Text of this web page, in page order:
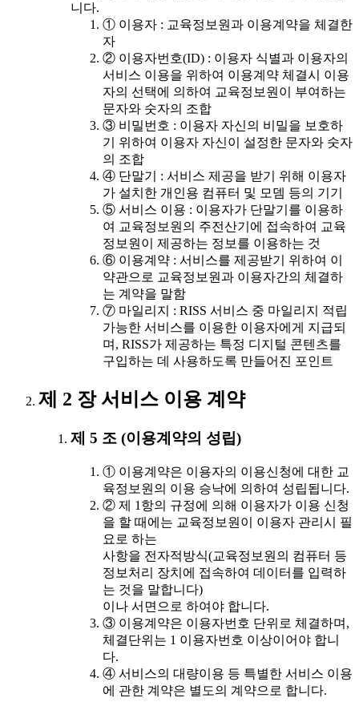
니다.
① 이용자 : 교육정보원과 이용계약을 체결한
자
② 이용자번호(ID) : 이용자 식별과 이용자의
서비스 이용을 위하여 이용계약 체결시 이용
자의 선택에 의하여 교육정보원이 부여하는
문자와 숫자의 조합
③ 비밀번호 : 이용자 자신의 비밀을 보호하
기 위하여 이용자 자신이 설정한 문자와 숫자
의 조합
④ 단말기 : 서비스 제공을 받기 위해 이용자
가 설치한 개인용 컴퓨터 및 모뎀 등의 기기
⑤ 서비스 이용 : 이용자가 단말기를 이용하
여 교육정보원의 주전산기에 접속하여 교육
정보원이 제공하는 정보를 이용하는 것
⑥ 이용계약 : 서비스를 제공받기 위하여 이
약관으로 교육정보원과 이용자간의 체결하
는 계약을 말함
⑦ 마일리지 : RISS 서비스 중 마일리지 적립
가능한 서비스를 이용한 이용자에게 지급되
며, RISS가 제공하는 특정 디지털 콘텐츠를
구입하는 데 사용하도록 만들어진 포인트
제 2 장 서비스 이용 계약
제 5 조 (이용계약의 성립)
① 이용계약은 이용자의 이용신청에 대한 교
육정보원의 이용 승낙에 의하여 성립됩니다.
② 제 1항의 규정에 의해 이용자가 이용 신청
을 할 때에는 교육정보원이 이용자 관리시 필
요로 하는
사항을 전자적방식(교육정보원의 컴퓨터 등
정보처리 장치에 접속하여 데이터를 입력하
는 것을 말합니다)
이나 서면으로 하여야 합니다.
③ 이용계약은 이용자번호 단위로 체결하며,
체결단위는 1 이용자번호 이상이어야 합니
다.
④ 서비스의 대량이용 등 특별한 서비스 이용
에 관한 계약은 별도의 계약으로 합니다.